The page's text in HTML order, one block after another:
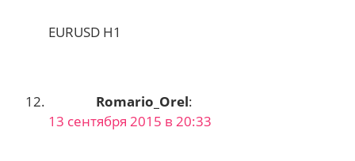
EURUSD H1
Romario_Orel:
13 сентября 2015 в 20:33